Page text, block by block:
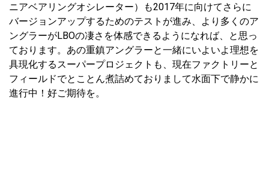
ニアベアリングオシレーター）も2017年に向けてさらに
バージョンアップするためのテストが進み、より多くのア
ングラーがLBOの凄さを体感できるようになれば、と思っ
ております。あの重鎮アングラーと一緒にいよいよ理想を
具現化するスーパープロジェクトも、現在ファクトリーと
フィールドでとことん煮詰めておりまして水面下で静かに
進行中！好ご期待を。